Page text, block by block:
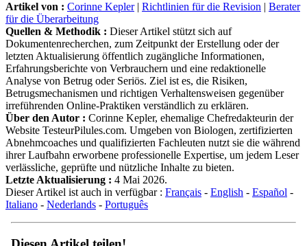
Artikel von : Corinne Kepler| Richtlinien für die Revision | Berater
für die Überarbeitung
Quellen & Methodik : Dieser Artikel stützt sich auf
Dokumentenrecherchen, zum Zeitpunkt der Erstellung oder der
letzten Aktualisierung öffentlich zugängliche Informationen,
Erfahrungsberichte von Verbrauchern und eine redaktionelle
Analyse von Betrug oder Seriös. Ziel ist es, die Risiken,
Betrugsmechanismen und richtigen Verhaltensweisen gegenüber
irreführenden Online-Praktiken verständlich zu erklären.
Über den Autor : Corinne Kepler, ehemalige Chefredakteurin der
Website TesteurPilules.com. Umgeben von Biologen, zertifizierten
Abnehmcoaches und qualifizierten Fachleuten nutzt sie die während
ihrer Laufbahn erworbene professionelle Expertise, um jedem Leser
verlässliche, geprüfte und nützliche Inhalte zu bieten.
Letzte Aktualisierung : 4 Mai 2026.
Dieser Artikel ist auch in verfügbar : Français - English - Español -
Italiano - Nederlands - Português